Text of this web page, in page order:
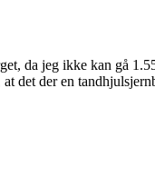
da jeg ikke kan gå
det der en